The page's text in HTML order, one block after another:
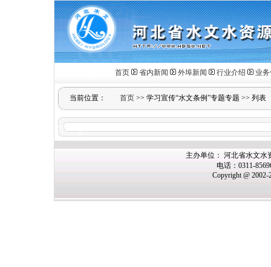
首页 省内新闻 外埠新闻 行业介绍 业
当前位置： 首页 >> 学习宣传“水文条例”专题专题 >> 列表
主办单位： 河北省水文水
电话：0311-
Copyright @ 2002-